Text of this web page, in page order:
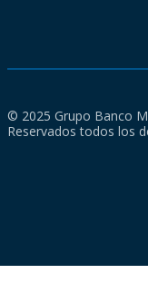
© 2025 Grupo Banco
Reservados todos los